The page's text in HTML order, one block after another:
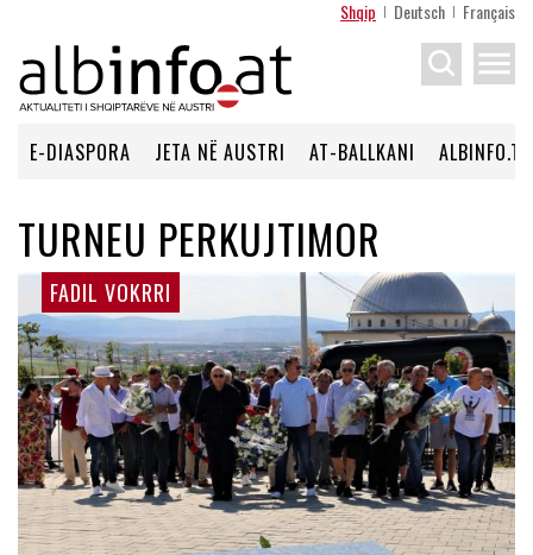
Shqip Deutsch Français
menu
E-DIASPORA JETA NË AUSTRI AT-BALLKANI ALBINFO.TV
TURNEU PERKUJTIMOR
FADIL VOKRRI